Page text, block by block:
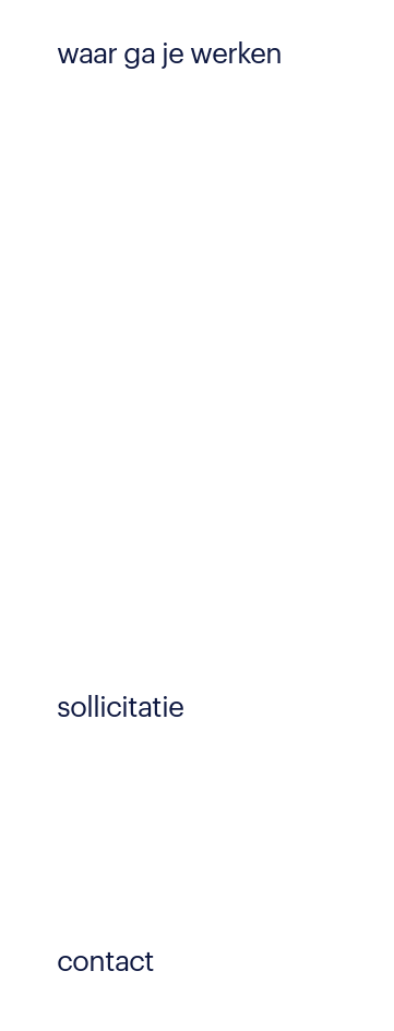
waar ga je werken
sollicitatie
contact